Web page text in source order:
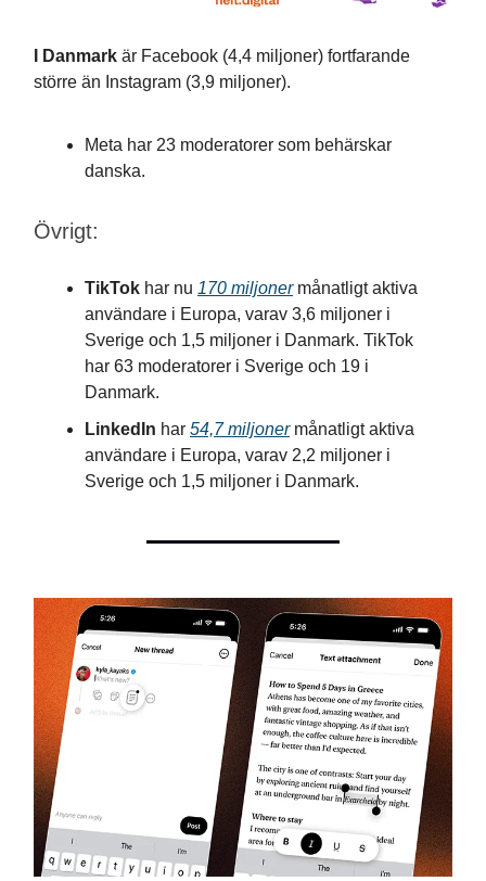
I Danmark är Facebook (4,4 miljoner) fortfarande
större än Instagram (3,9 miljoner).
Meta har 23 moderatorer som behärskar
danska.
Övrigt:
TikTok har nu 170 miljonermånatligt aktiva
användare i Europa, varav 3,6 miljoner i
Sverige och 1,5 miljoner i Danmark. TikTok
har 63 moderatorer i Sverige och 19 i
Danmark.
LinkedIn har 54,7 miljonermånatligt aktiva
användare i Europa, varav 2,2 miljoner i
Sverige och 1,5 miljoner i Danmark.